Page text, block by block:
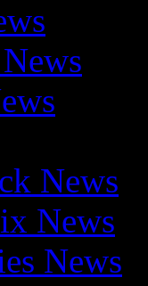
News
News
News